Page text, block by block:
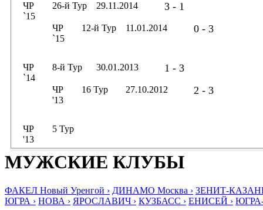
ЧР
`15
26-й Тур 29.11.2014 3 - 1
ЧР
`15
12-й Тур 11.01.2014 0 - 3
ЧР
`14
8-й Тур 30.01.2013 1 - 3
ЧР
'13
16 Тур 27.10.2012 2 - 3
ЧР
'13
5 Тур
МУЖСКИЕ КЛУБЫ
ФАКЕЛ Новый Уренгой › ДИНАМО Москва › ЗЕНИТ-
ЮГРА › НОВА › ЯРОСЛАВИЧ › КУЗБАСС › ЕНИСЕЙ ›